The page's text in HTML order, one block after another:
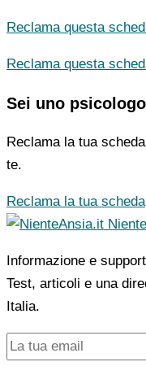
Reclama questa
Reclama questa
Sei uno
Reclama la tua
te.
Reclama la tua scheda
Informazione e
Test, articoli e una
Italia.